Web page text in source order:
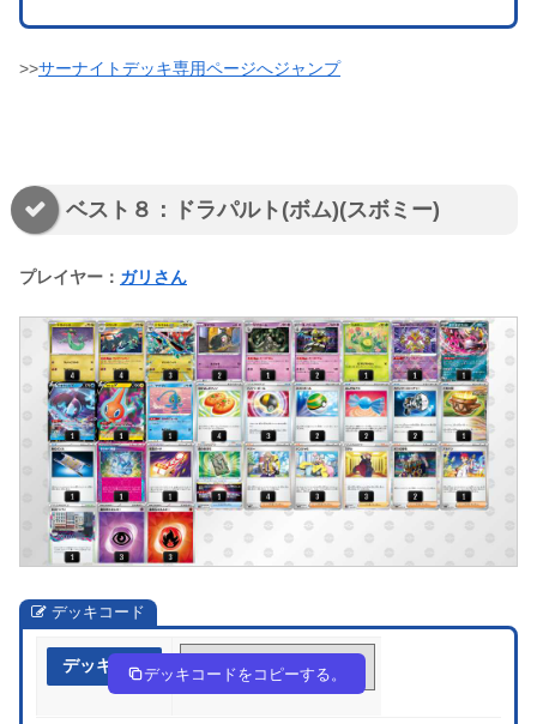
>>サーナイトデッキ専用ページへジャンプ
ベスト８：ドラパルト(ボム)(スボミー)
プレイヤー： ガリさん
デッキコード
デッキ作成 HHngNn-C10gje-9LHnNg
デッキコードをコピーする。